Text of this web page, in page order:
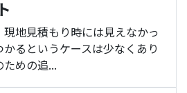
地見積もり時には見えなかっ
るというケースは少なくあり
めの追...